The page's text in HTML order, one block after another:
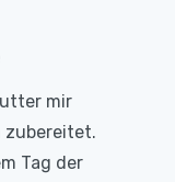
mir
zubereitet.
Tag der